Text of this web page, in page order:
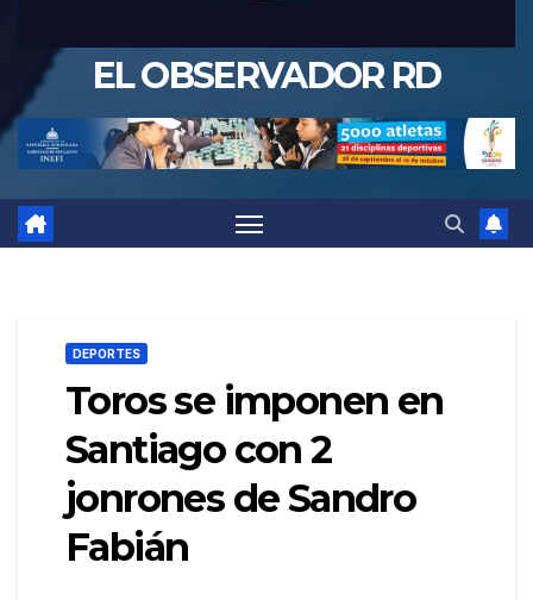
EL OBSERVADOR RD
DEPORTES
Toros se imponen en
Santiago con 2
jonrones de Sandro
Fabián